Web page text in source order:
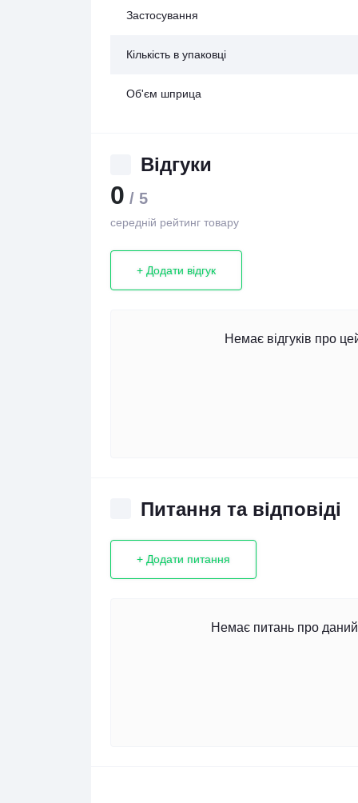
Застосування
Кількість в упаковці
Об'єм шприца
Відгуки
0 / 5
середній рейтинг товару
+ Додати відгук
Немає відгуків про
Питання та відповіді
+ Додати питання
Немає питань про